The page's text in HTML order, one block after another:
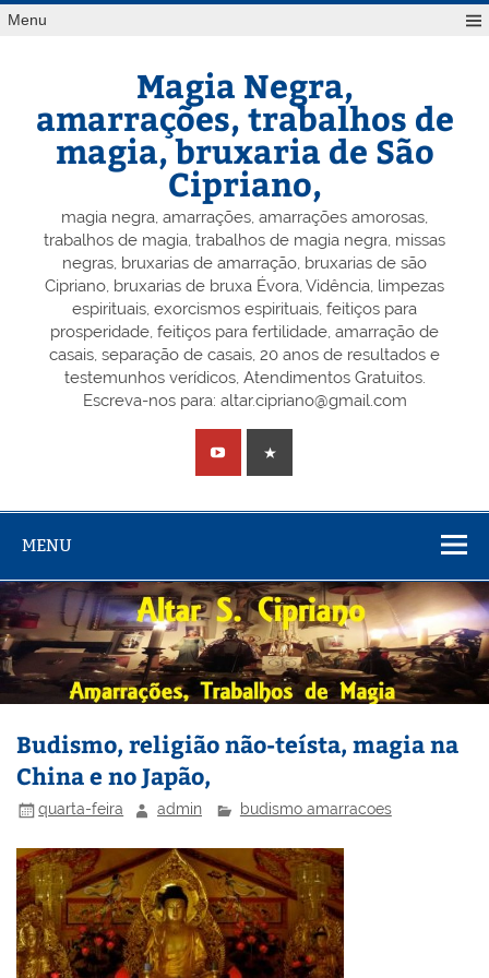
Skip
toMenu
Magia Negra,
amarrações, trabalhos de
magia, bruxaria de São
Cipriano,
magia negra, amarrações, amarrações amorosas,
trabalhos de magia, trabalhos de magia negra, missas
negras, bruxarias de amarração, bruxarias de são
Cipriano, bruxarias de bruxa Évora, Vidência, limpezas
espirituais, exorcismos espirituais, feitiços para
prosperidade, feitiços para fertilidade, amarração de
casais, separação de casais, 20 anos de resultados e
testemunhos verídicos, Atendimentos Gratuitos.
Escreva-nos para: altar.cipriano@gmail.com
MENU
Budismo, religião não-teísta, magia na
China e no Japão,
quarta-feira admin budismo amarracoes